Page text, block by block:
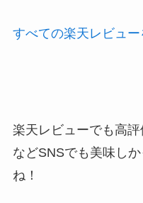
すべての楽天レビュー
楽天レビューでも高
などSNSでも美味し
ね！